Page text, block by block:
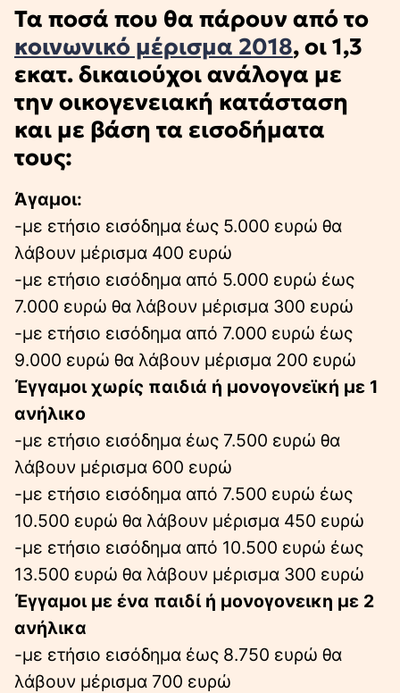
Τα ποσά που θα πάρουν από το
κοινωνικό μέρισμα 2018, οι 1,3
εκατ. δικαιούχοι ανάλογα με
την οικογενειακή κατάσταση
και με βάση τα εισοδήματα
τους:
Άγαμοι:
-με ετήσιο εισόδημα έως 5.000 ευρώ θα
λάβουν μέρισμα 400 ευρώ
-με ετήσιο εισόδημα από 5.000 ευρώ έως
7.000 ευρώ θα λάβουν μέρισμα 300 ευρώ
-με ετήσιο εισόδημα από 7.000 ευρώ έως
9.000 ευρώ θα λάβουν μέρισμα 200 ευρώ
Έγγαμοι χωρίς παιδιά ή μονογονεϊκή με 1
ανήλικο
-με ετήσιο εισόδημα έως 7.500 ευρώ θα
λάβουν μέρισμα 600 ευρώ
-με ετήσιο εισόδημα από 7.500 ευρώ έως
10.500 ευρώ θα λάβουν μέρισμα 450 ευρώ
-με ετήσιο εισόδημα από 10.500 ευρώ έως
13.500 ευρώ θα λάβουν μέρισμα 300 ευρώ
Έγγαμοι με ένα παιδί ή μονογονεικη με 2
ανήλικα
-με ετήσιο εισόδημα έως 8.750 ευρώ θα
λάβουν μέρισμα 700 ευρώ